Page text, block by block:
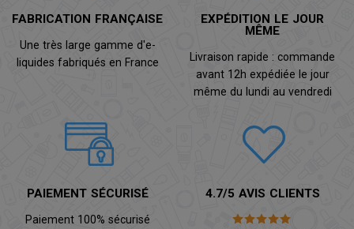
FABRICATION FRANÇAISE
Une très large gamme d'e-
liquides fabriqués en France
EXPÉDITION LE JOUR
MÊME
Livraison rapide : commande
avant 12h expédiée le jour
même du lundi au vendredi
PAIEMENT SÉCURISÉ
Paiement 100% sécurisé
4.7/5 AVIS CLIENTS